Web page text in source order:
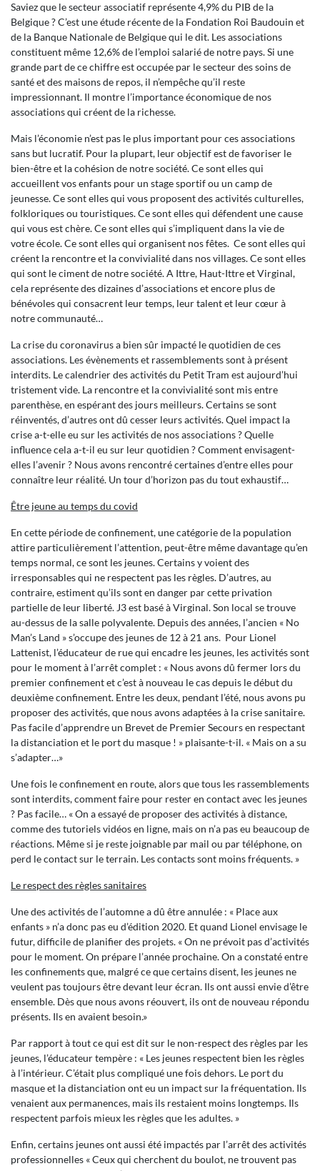
Saviez que le secteur associatif représente 4,9% du PIB de la
Belgique ? C’est une étude récente de la Fondation Roi Baudouin et
de la Banque Nationale de Belgique qui le dit. Les associations
constituent même 12,6% de l’emploi salarié de notre pays. Si une
grande part de ce chiffre est occupée par le secteur des soins de
santé et des maisons de repos, il n’empêche qu’il reste
impressionnant. Il montre l’importance économique de nos
associations qui créent de la richesse.
Mais l’économie n’est pas le plus important pour ces associations
sans but lucratif. Pour la plupart, leur objectif est de favoriser le
bien-être et la cohésion de notre société. Ce sont elles qui
accueillent vos enfants pour un stage sportif ou un camp de
jeunesse. Ce sont elles qui vous proposent des activités culturelles,
folkloriques ou touristiques. Ce sont elles qui défendent une cause
qui vous est chère. Ce sont elles qui s’impliquent dans la vie de
votre école. Ce sont elles qui organisent nos fêtes. Ce sont elles qui
créent la rencontre et la convivialité dans nos villages. Ce sont elles
qui sont le ciment de notre société. A Ittre, Haut-Ittre et Virginal,
cela représente des dizaines d’associations et encore plus de
bénévoles qui consacrent leur temps, leur talent et leur cœur à
notre communauté…
La crise du coronavirus a bien sûr impacté le quotidien de ces
associations. Les évènements et rassemblements sont à présent
interdits. Le calendrier des activités du Petit Tram est aujourd’hui
tristement vide. La rencontre et la convivialité sont mis entre
parenthèse, en espérant des jours meilleurs. Certains se sont
réinventés, d’autres ont dû cesser leurs activités. Quel impact la
crise a-t-elle eu sur les activités de nos associations ? Quelle
influence cela a-t-il eu sur leur quotidien ? Comment envisagent-
elles l’avenir ? Nous avons rencontré certaines d’entre elles pour
connaître leur réalité. Un tour d’horizon pas du tout exhaustif…
Être jeune au temps du covid
En cette période de confinement, une catégorie de la population
attire particulièrement l’attention, peut-être même davantage qu’en
temps normal, ce sont les jeunes. Certains y voient des
irresponsables qui ne respectent pas les règles. D’autres, au
contraire, estiment qu’ils sont en danger par cette privation
partielle de leur liberté. J3 est basé à Virginal. Son local se trouve
au-dessus de la salle polyvalente. Depuis des années, l’ancien « No
Man’s Land » s’occupe des jeunes de 12 à 21 ans. Pour Lionel
Lattenist, l’éducateur de rue qui encadre les jeunes, les activités sont
pour le moment à l’arrêt complet : « Nous avons dû fermer lors du
premier confinement et c’est à nouveau le cas depuis le début du
deuxième confinement. Entre les deux, pendant l’été, nous avons pu
proposer des activités, que nous avons adaptées à la crise sanitaire.
Pas facile d’apprendre un Brevet de Premier Secours en respectant
la distanciation et le port du masque ! » plaisante-t-il. « Mais on a su
s’adapter…»
Une fois le confinement en route, alors que tous les rassemblements
sont interdits, comment faire pour rester en contact avec les jeunes
? Pas facile… « On a essayé de proposer des activités à distance,
comme des tutoriels vidéos en ligne, mais on n’a pas eu beaucoup de
réactions. Même si je reste joignable par mail ou par téléphone, on
perd le contact sur le terrain. Les contacts sont moins fréquents. »
Le respect des règles sanitaires
Une des activités de l’automne a dû être annulée : « Place aux
enfants » n’a donc pas eu d’édition 2020. Et quand Lionel envisage le
futur, difficile de planifier des projets. « On ne prévoit pas d’activités
pour le moment. On prépare l’année prochaine. On a constaté entre
les confinements que, malgré ce que certains disent, les jeunes ne
veulent pas toujours être devant leur écran. Ils ont aussi envie d’être
ensemble. Dès que nous avons réouvert, ils ont de nouveau répondu
présents. Ils en avaient besoin.»
Par rapport à tout ce qui est dit sur le non-respect des règles par les
jeunes, l’éducateur tempère : « Les jeunes respectent bien les règles
à l’intérieur. C’était plus compliqué une fois dehors. Le port du
masque et la distanciation ont eu un impact sur la fréquentation. Ils
venaient aux permanences, mais ils restaient moins longtemps. Ils
respectent parfois mieux les règles que les adultes. »
Enfin, certains jeunes ont aussi été impactés par l’arrêt des activités
professionnelles « Ceux qui cherchent du boulot, ne trouvent pas